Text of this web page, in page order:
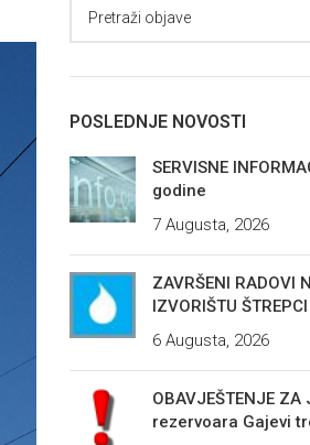
POSLEDNJE NOVOSTI
SERVISNE
godine
7 Augusta, 2026
ZAVRŠENI RADOVI
IZVORIŠTU ŠTREPCI
6 Augusta, 2026
OBAVJEŠTENJE
rezervoara Gajevi